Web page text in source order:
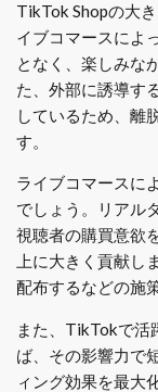
TikTok Shopの大
イブコマースによ
となく、楽しみな
た、外部に誘導す
しているため、離
す。
ライブコマースに
でしょう。リアル
視聴者の購買意欲
上に大きく貢献し
配布するなどの施
また、TikTokで活
ば、その影響力で
ィング効果を最大